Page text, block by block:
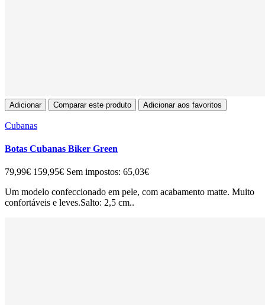
Adicionar Comparar este produto Adicionar aos favoritos
Cubanas
Botas Cubanas Biker Green
79,99€ 159,95€ Sem impostos: 65,03€
Um modelo confeccionado em pele, com acabamento matte. Muito
confortáveis e leves.Salto: 2,5 cm..